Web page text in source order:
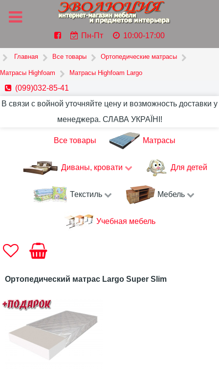
Пн-Пт 10:00-17:00
Главная Все товары Ортопедические матрасы
Матрасы Highfoam Матрасы Highfoam Largo
(099)032-85-41
В связи с войной уточняйте цену и возможность доставки у
менеджера. СЛАВА УКРАЇНІ!
Все товары Матрасы
Диваны, кровати Для детей
Текстиль Мебель
Учебная мебель
Ортопедический матрас Largo Super Slim